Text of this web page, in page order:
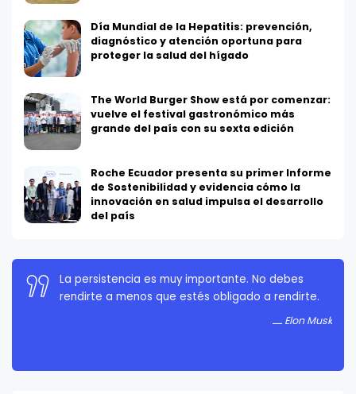
Día Mundial de la Hepatitis: prevención,
diagnóstico y atención oportuna para
proteger la salud del hígado
The World Burger Show está por comenzar:
vuelve el festival gastronómico más
grande del país con su sexta edición
Roche Ecuador presenta su primer Informe
de Sostenibilidad y evidencia cómo la
innovación en salud impulsa el desarrollo
del país
La persistencia es muy importante. No debes
rendirte a menos que estés obligado a rendirte.
Elon Musk